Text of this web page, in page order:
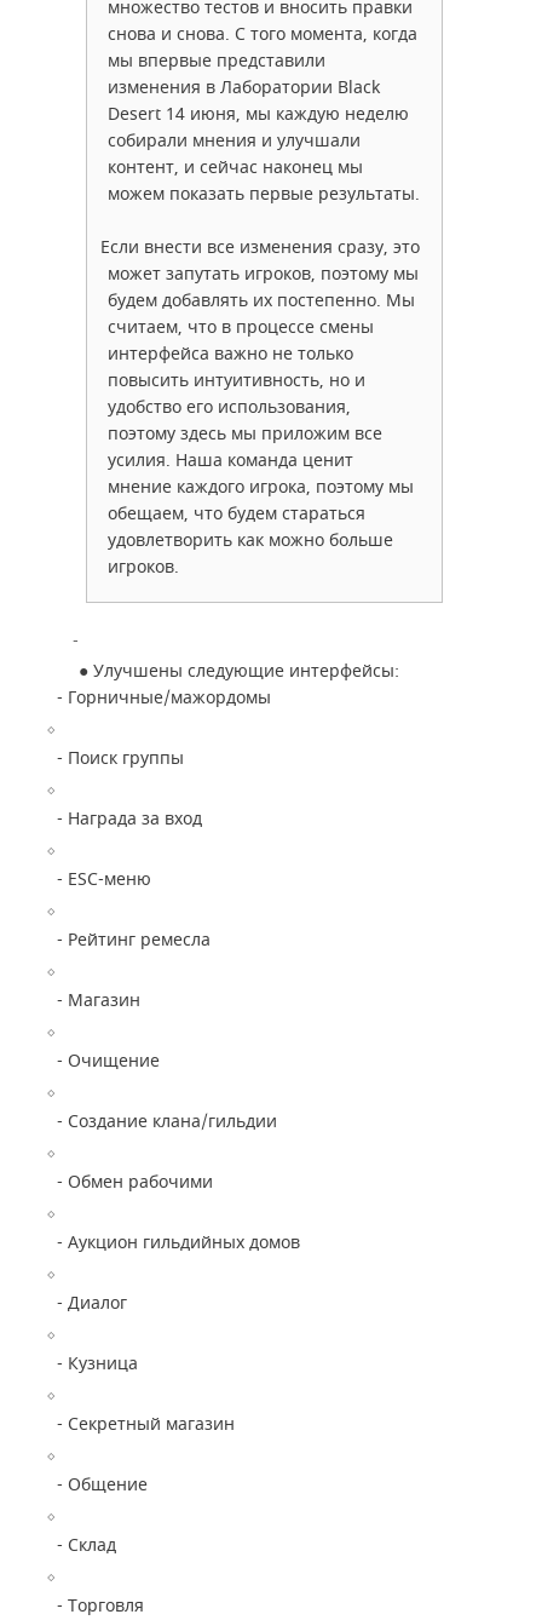
множество тестов и вносить правки
снова и снова. С того момента, когда
мы впервые представили
изменения в Лаборатории Black
Desert 14 июня, мы каждую неделю
собирали мнения и улучшали
контент, и сейчас наконец мы
можем показать первые результаты.
Если внести все изменения сразу, это
может запутать игроков, поэтому мы
будем добавлять их постепенно. Мы
считаем, что в процессе смены
интерфейса важно не только
повысить интуитивность, но и
удобство его использования,
поэтому здесь мы приложим все
усилия. Наша команда ценит
мнение каждого игрока, поэтому мы
обещаем, что будем стараться
удовлетворить как можно больше
игроков.
●Улучшены следующие интерфейсы:
- Горничные/мажордомы
- Поиск группы
- Награда за вход
- ESC-меню
- Рейтинг ремесла
- Магазин
- Очищение
- Создание клана/гильдии
- Обмен рабочими
- Аукцион гильдийных домов
- Диалог
- Кузница
- Секретный магазин
- Общение
- Склад
- Торговля